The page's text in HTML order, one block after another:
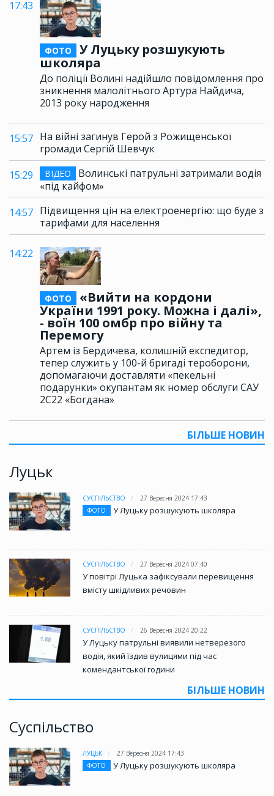
17:43
ФОТО
У Луцьку розшукують
школяра
До поліції Волині надійшло повідомлення про
зникнення малолітнього Артура Найдича,
2013 року народження
15:57 На війні загинув Герой з Рожищенської
громади Сергій Шевчук
15:29
ВІДЕО
Волинські патрульні затримали водія
«під кайфом»
14:57 Підвищення цін на електроенергію: що буде з
тарифами для населення
14:22
ФОТО
«Вийти на кордони
України 1991 року. Можна і далі»,
- воїн 100 омбр про війну та
Перемогу
Артем із Бердичева, колишній експедитор,
тепер служить у 100-й бригаді тероборони,
допомагаючи доставляти «пекельні
подарунки» окупантам як номер обслуги САУ
2С22 «Богдана»
БІЛЬШЕ НОВИН
Луцьк
СУСПІЛЬСТВО
27 Вересня 2024 17:43
ФОТО
У Луцьку розшукують школяра
СУСПІЛЬСТВО 27 Вересня 2024 07:40
У повітрі Луцька зафіксували перевищення
вмісту шкідливих речовин
СУСПІЛЬСТВО 26 Вересня 2024 20:22
У Луцьку патрульні виявили нетверезого
водія, який їздив вулицями під час
комендантської години
БІЛЬШЕ НОВИН
Суспільство
ЛУЦЬК
27 Вересня 2024 17:43
ФОТО
У Луцьку розшукують школяра